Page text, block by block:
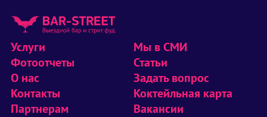
Услуги
Фотоотчеты
О нас
Контакты
Партнерам
Мы в СМИ
Статьи
Задать вопрос
Коктейльная карта
Вакансии